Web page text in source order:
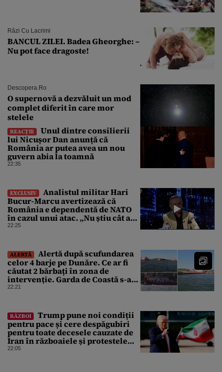
Râzi Cu Lacrimi
BANCUL ZILEI. Badea Gheorghe: –
Nu pot face dragoste!
Descopera.ro
O supernovă a dezvăluit un mod
complet diferit în care mor
stelele
REACȚIE
Unul dintre consilierii
lui Nicușor Dan anunță că
România ar putea avea un nou
guvern abia la toamnă
22:35
EXCLUSIV
Analistul militar Hari
Bucur-Marcu avertizează că
România e dependentă de NATO
în cazul unui atac. „Nu știu cât ar
rezista țara fără ajutor ”
22:25
ALERTĂ
Alertă după scufundarea
celor 4 barje pe Dunăre. Ce ar fi
căutat 2 bărbați în zona de
intervenție. Garda de Coastă s-a
deplasat urgent
22:21
RĂZBOI
Trump pune noi condiții
pentru pace și cere despăgubiri
pentru toate decesele cauzate de
Iran în războaiele și protestele
din ultimii 50 de ani
22:05